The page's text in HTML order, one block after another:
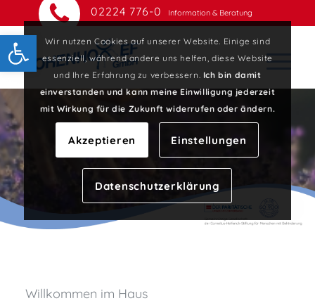
Open toolbar
02224 776-0 Information & Beratung
Willkommen im Haus
Wir nutzen Cookies auf unserer Website. Einige sind
essenziell, während andere uns helfen, diese Website
und Ihre Erfahrung zu verbessern. Ich bin damit
einverstanden und kann meine Einwilligung jederzeit
mit Wirkung für die Zukunft widerrufen oder ändern.
Akzeptieren Einstellungen
Datenschutzerklärung